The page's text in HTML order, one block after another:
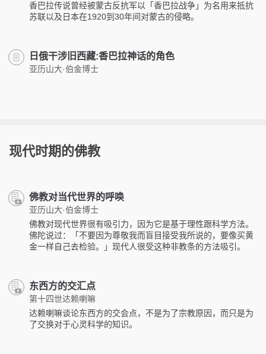
香巴拉传说曾经被蒙古反抗军以「香巴拉战争」为名用来抵抗
苏联以及日本在1920到30年间对蒙古的侵略。
日俄干涉旧西藏:香巴拉神话的角色
亚历山大·伯金博士
现代时期的佛教
佛教对当代世界的呼唤
亚历山大·伯金博士
佛教对现代世界很有吸引力，因为它是基于理性跟科学方法。
佛陀说过：「不要因为尊敬我而盲目接受我所说的，要像买黄
金一样自己去检验。」现代人很受这种非教条的方法吸引。
东西方的交汇点
第十四世达赖喇嘛
达赖喇嘛谈论东西方的交会点，不是为了宗教原因，而只是为
了交换对于心灵科学的知识。